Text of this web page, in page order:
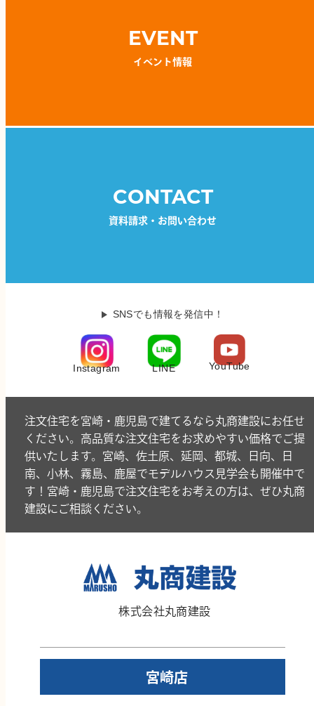
EVENT
イベント情報
CONTACT
資料請求・お問い合わせ
SNSでも情報を発信中！
Instagram LINE YouTube
注文住宅を宮崎・鹿児島で建てるなら丸商建設にお任せ
ください。高品質な注文住宅をお求めやすい価格でご提
供いたします。宮崎、佐土原、延岡、都城、日向、日
南、小林、霧島、鹿屋でモデルハウス見学会も開催中で
す！宮崎・鹿児島で注文住宅をお考えの方は、ぜひ丸商
建設にご相談ください。
株式会社丸商建設
宮崎店